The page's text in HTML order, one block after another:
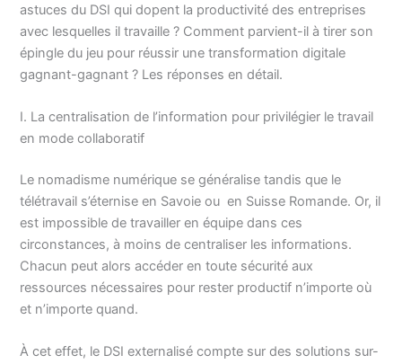
astuces du DSI qui dopent la productivité des entreprises
avec lesquelles il travaille ? Comment parvient-il à tirer son
épingle du jeu pour réussir une transformation digitale
gagnant-gagnant ? Les réponses en détail.
I. La centralisation de l’information pour privilégier le travail
en mode collaboratif
Le nomadisme numérique se généralise tandis que le
télétravail s’éternise en Savoie ou en Suisse Romande. Or, il
est impossible de travailler en équipe dans ces
circonstances, à moins de centraliser les informations.
Chacun peut alors accéder en toute sécurité aux
ressources nécessaires pour rester productif n’importe où
et n’importe quand.
À cet effet, le DSI externalisé compte sur des solutions sur-